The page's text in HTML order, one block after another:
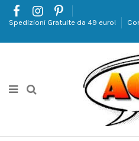
Spedizioni Gratuite da 49 euro!